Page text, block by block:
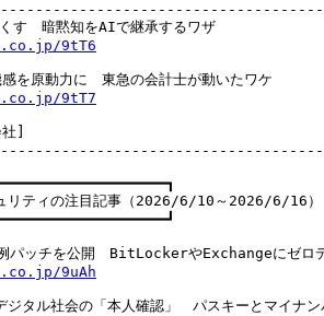
9tT6
9tT7
]
リティの注目記事（2026/6/10～2026/6/16）
9uAh
ジタル社会の「本人確認」　パスキーとマイナ